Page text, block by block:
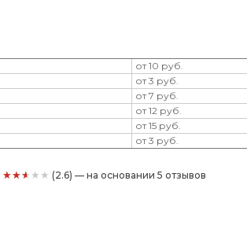
от 10 руб.
от 3 руб.
от 7 руб.
от 12 руб.
от 15 руб.
от 3 руб.
★★★★★ (2.6) — на основании 5 отзывов